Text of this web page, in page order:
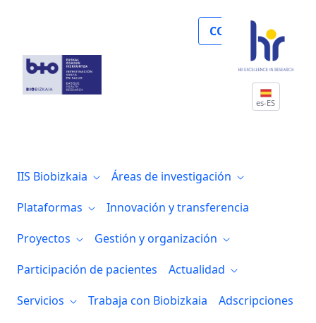
COLABORA
es-ES
IIS Biobizkaia
Áreas de investigación
Plataformas
Innovación y transferencia
Proyectos
Gestión y organización
Participación de pacientes
Actualidad
Servicios
Trabaja con Biobizkaia
Adscripciones